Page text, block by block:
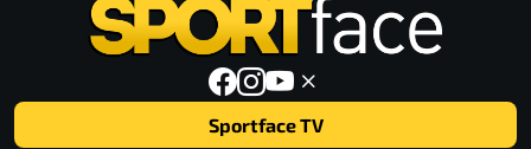
Sportface TV